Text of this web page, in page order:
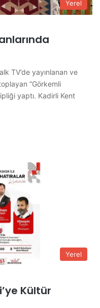
Yerel
TV’de yayınlanan ve
“Görkemli
yaptı. Kadirli Kent
Yerel
Kültür